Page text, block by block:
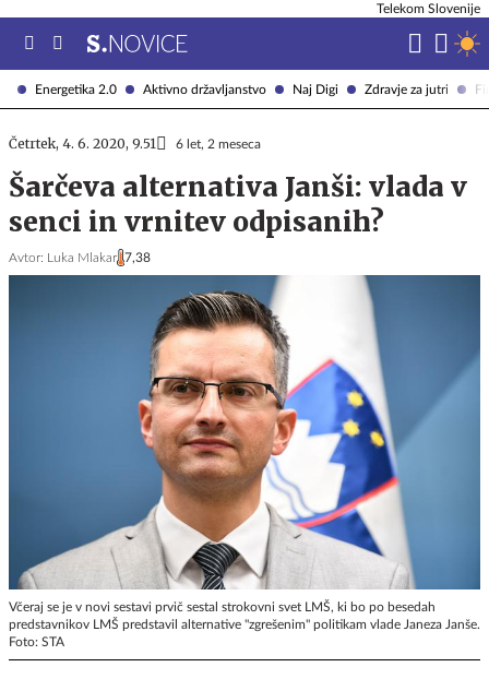
Energetika 2.0 Aktivno državljanstvo Naj Digi Zdravje za jutri
Telekom Slovenije
Četrtek, 4. 6. 2020, 9.51 6 let, 2 meseca
Šarčeva alternativa Janši: vlada v
senci in vrnitev odpisanih?
Avtor: Luka Mlakar 7,38
Včeraj se je v novi sestavi prvič sestal strokovni svet LMŠ, ki bo po besedah
predstavnikov LMŠ predstavil alternative "zgrešenim" politikam vlade Janeza Janše.
Foto: STA